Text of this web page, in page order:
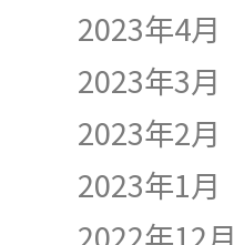
2023年4月
2023年3月
2023年2月
2023年1月
2022年12月